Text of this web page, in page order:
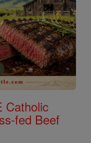
Catholic
fed Beef